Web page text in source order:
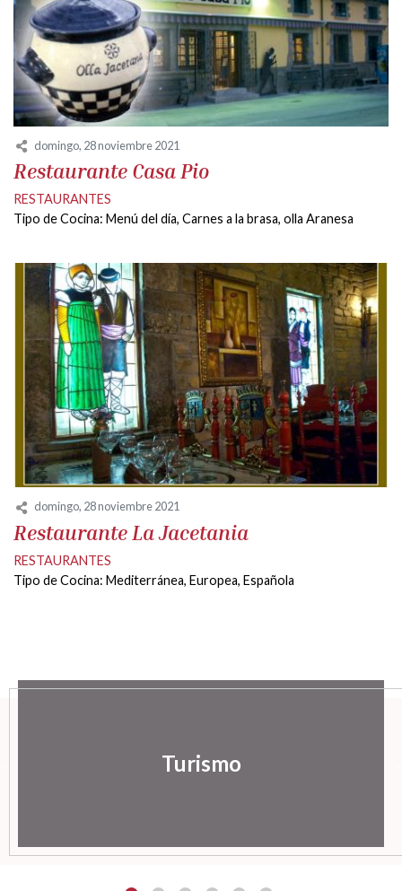
domingo, 28 noviembre 2021
Restaurante Casa Pio
RESTAURANTES
Tipo de Cocina: Menú del día, Carnes a la brasa, olla Aranesa
domingo, 28 noviembre 2021
Restaurante La Jacetania
RESTAURANTES
Tipo de Cocina: Mediterránea, Europea, Española
Turismo